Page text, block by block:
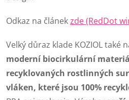
v
k
y
v
Odkaz na článekzde (RedDot
Velký důraz klade KOZIOL také
moderní biocirkulární
recyklovaných rostlinných
vláken, které jsou 100%